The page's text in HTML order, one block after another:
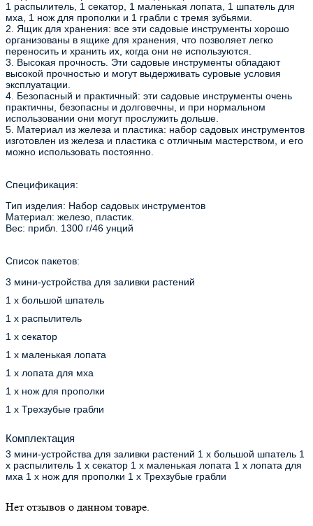
1 распылитель, 1 секатор, 1 маленькая лопата, 1 шпатель для
мха, 1 нож для прополки и 1 грабли с тремя зубьями.
2. Ящик для хранения: все эти садовые инструменты хорошо
организованы в ящике для хранения, что позволяет легко
переносить и хранить их, когда они не используются.
3. Высокая прочность. Эти садовые инструменты обладают
высокой прочностью и могут выдерживать суровые условия
эксплуатации.
4. Безопасный и практичный: эти садовые инструменты очень
практичны, безопасны и долговечны, и при нормальном
использовании они могут прослужить дольше.
5. Материал из железа и пластика: набор садовых инструментов
изготовлен из железа и пластика с отличным мастерством, и его
можно использовать постоянно.
Спецификация:
Тип изделия: Набор садовых инструментов
Материал: железо, пластик.
Вес: прибл. 1300 г/46 унций
Список пакетов:
3 мини-устройства для заливки растений
1 х большой шпатель
1 х распылитель
1 х секатор
1 х маленькая лопата
1 х лопата для мха
1 х нож для прополки
1 х Трехзубые грабли
Комплектация
3 мини-устройства для заливки растений 1 х большой шпатель 1
х распылитель 1 х секатор 1 х маленькая лопата 1 х лопата для
мха 1 х нож для прополки 1 х Трехзубые грабли
Нет отзывов о данном товаре.